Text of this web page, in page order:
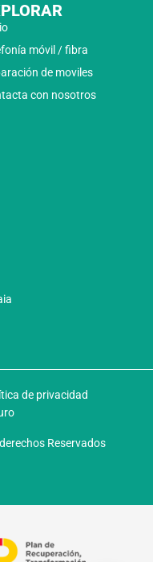
móvil / fibra
de moviles
con nosotros
de privacidad
Reservados